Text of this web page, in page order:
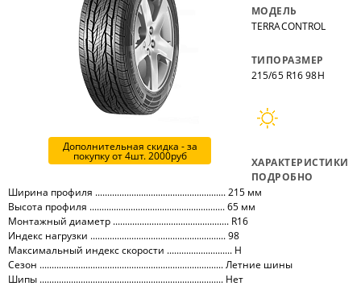
Дополнительная скидка - за
покупку от 4шт. 2000руб
МОДЕЛЬ
TERRACONTROL
ТИПОРАЗМЕР
215/65 R16 98H
ХАРАКТЕРИСТИКИ
ПОДРОБНО
Ширина профиля ...................................................... 215 мм
Высота профиля ........................................................ 65 мм
Монтажный диаметр ................................................ R16
Индекс нагрузки ........................................................ 98
Максимальный индекс скорости ........................... H
Сезон ............................................................................ Летние шины
Шипы ............................................................................ Нет